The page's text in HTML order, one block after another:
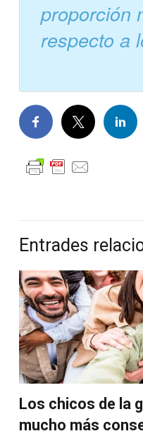
proporción
respecto a
Entrades
Los chicos de la
mucho más